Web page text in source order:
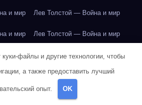
и мир Лев Толстой — Война и мир
и мир Лев Толстой — Война и мир
и мир Лев Толстой — Война и мир
и мир Лев Толстой — Война и мир
Лев Толстой — Война и мир
куки-файлы и другие технологии, чтобы
а также предоставить лучший
опыт. OK